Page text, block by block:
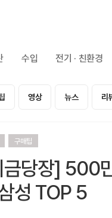
수입 전기 · 친환경
영상 뉴스 리
구매팁
금당장] 500
성 TOP 5